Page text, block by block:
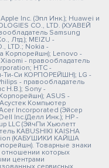
Inc. (Эпл Инк.); Huawei и
CO., LTD. (ХУАВЕЙ
Samsung
Лтд.); MEIZU -
LTD.; Nokia -
Корпорейшн); Lenovo -
- правообладатель
HTC -
Ти-Си КОРПОРЕЙШН); LG -
- правообладатель
Н.В.); Sony -
ASUS -
Компьютер
Incorporated (Эйсер
Inc.(Делл Инк.); HP -
LLC (ЭйчПи Хьюлетт
KABUSHIKI KAISHA
(КАБУШИКИ КАЙША
Товарные знаки
отношении которых
центрами